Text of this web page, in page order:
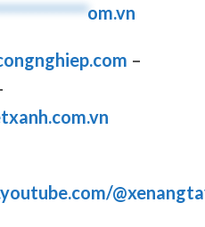
om.vn
–